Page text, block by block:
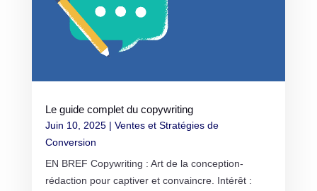
Le guide complet du copywriting
Juin 10, 2025| Ventes et Stratégies de
Conversion
EN BREF Copywriting : Art de la conception-
rédaction pour captiver et convaincre. Intérêt :